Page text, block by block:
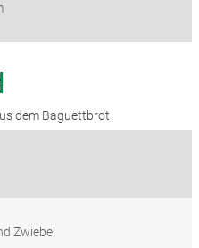
Baguettbrot
Zwiebel